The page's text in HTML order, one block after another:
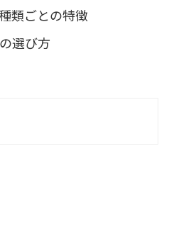
類ごとの特徴
選び方